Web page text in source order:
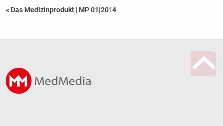
« Das Medizinprodukt | MP 01|2014